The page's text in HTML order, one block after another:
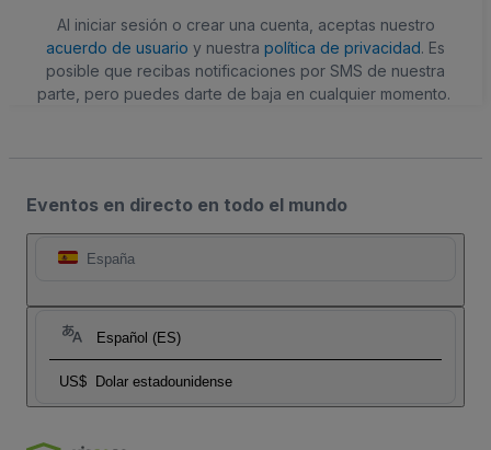
Al iniciar sesión o crear una cuenta, aceptas nuestro
acuerdo de usuario y nuestra política de privacidad. Es
posible que recibas notificaciones por SMS de nuestra
parte, pero puedes darte de baja en cualquier momento.
Eventos en directo en todo el mundo
España
Español (ES)
US$ Dolar estadounidense